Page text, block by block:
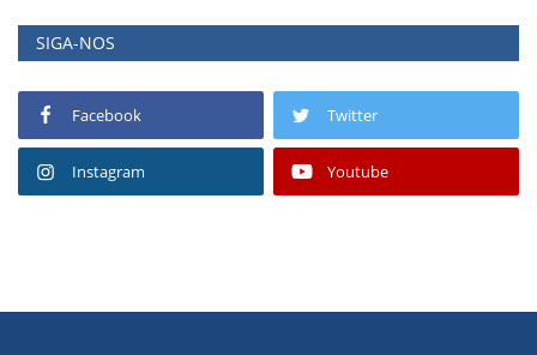
SIGA-NOS
Facebook Twitter
Instagram Youtube